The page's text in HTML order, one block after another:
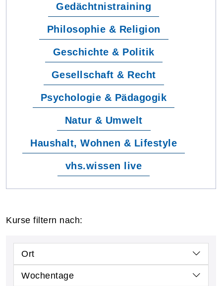
Gedächtnistraining
Philosophie & Religion
Geschichte & Politik
Gesellschaft & Recht
Psychologie & Pädagogik
Natur & Umwelt
Haushalt, Wohnen & Lifestyle
vhs.wissen live
Kurse filtern nach:
Ort
Wochentage